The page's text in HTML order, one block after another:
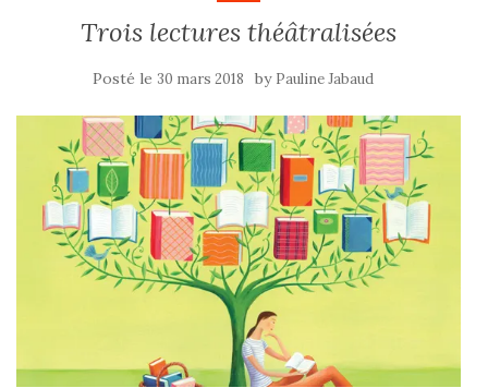
Trois lectures théâtralisées
Posté le 30 mars 2018 by Pauline Jabaud